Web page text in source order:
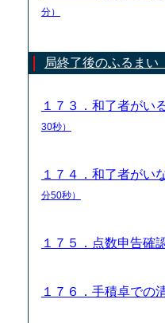
分）
局終了後のふるまい
１７３．和了者がい
30秒）
１７４．和了者がい
分50秒）
１７５．点数申告確
１７６．手積卓での